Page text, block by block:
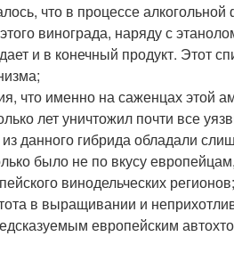
что в процессе
винограда, наряду с
и в конечный продукт. Этот
что именно на саженцах этой
лет уничтожил почти все
данного гибрида обладали
было не по вкусу
винодельческих регионов;
в выращивании и
европейским